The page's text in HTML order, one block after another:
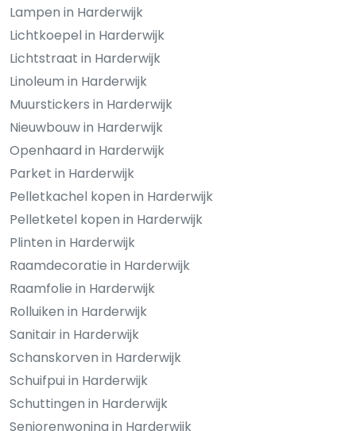
Lampen in Harderwijk
Lichtkoepel in Harderwijk
Lichtstraat in Harderwijk
Linoleum in Harderwijk
Muurstickers in Harderwijk
Nieuwbouw in Harderwijk
Openhaard in Harderwijk
Parket in Harderwijk
Pelletkachel kopen in Harderwijk
Pelletketel kopen in Harderwijk
Plinten in Harderwijk
Raamdecoratie in Harderwijk
Raamfolie in Harderwijk
Rolluiken in Harderwijk
Sanitair in Harderwijk
Schanskorven in Harderwijk
Schuifpui in Harderwijk
Schuttingen in Harderwijk
Seniorenwoning in Harderwijk